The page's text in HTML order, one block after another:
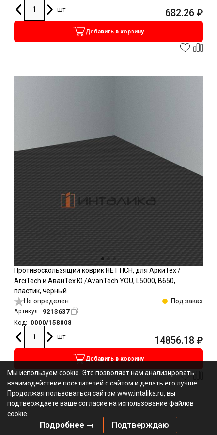
шт 682.26 ₽
Добавить в корзину
Противоскользящий коврик HETTICH, для АркиТех /
ArciTech и АванТех Ю /AvanTech YOU, L5000, B650,
пластик, черный
Не определен
Под заказ
Артикул: 9213637
Код:
0000/158008
шт
14856.18 ₽
Добавить в корзину
Мы используем cookie. Это позволяет нам анализировать
взаимодействие посетителей с сайтом и делать его лучше.
Продолжая пользоваться сайтом www.intalika.ru, вы
подтверждаете ваше согласие на использование файлов
cookie.
Подробнее → Подтверждаю